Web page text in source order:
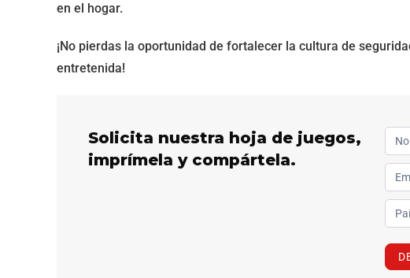
en el hogar.
¡No pierdas la oportunidad de fortalecer la cultura de
entretenida!
Solicita nuestra hoja de juegos,
imprímela y compártela.
e
c
a
r
g